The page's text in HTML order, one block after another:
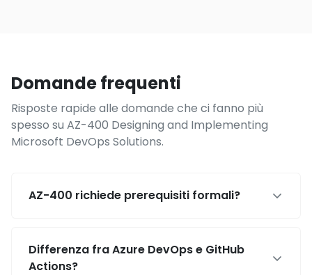
Domande frequenti
Risposte rapide alle domande che ci fanno più
spesso su AZ-400 Designing and Implementing
Microsoft DevOps Solutions.
AZ-400 richiede prerequisiti formali?
Differenza fra Azure DevOps e GitHub
Actions?